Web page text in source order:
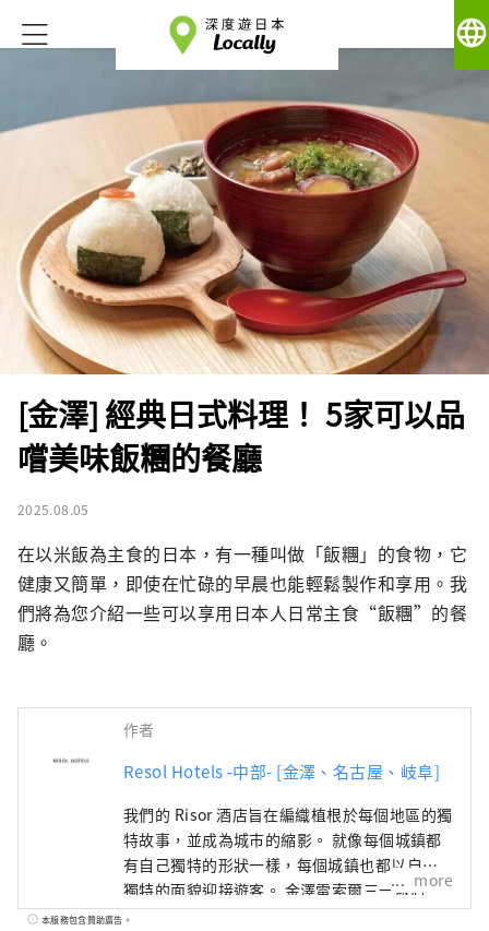
language
[金澤] 經典日式料理！ 5家可以品
嚐美味飯糰的餐廳
2025.08.05
在以米飯為主食的日本，有一種叫做「飯糰」的食物，它
健康又簡單，即使在忙碌的早晨也能輕鬆製作和享用。我
們將為您介紹一些可以享用日本人日常主食“飯糰”的餐
廳。
作者
Resol Hotels -中部- [金澤、名古屋、岐阜]
我們的 Risor 酒店旨在編織植根於每個地區的獨
特故事，並成為城市的縮影。 就像每個城鎮都
有自己獨特的形狀一樣，每個城鎮也都以自己
獨特的面貌迎接遊客。 金澤雷索爾三一飯店 ～
只有在這個城鎮才能享受到的時光～ 金澤是北
more
本服務包含贊助廣告。